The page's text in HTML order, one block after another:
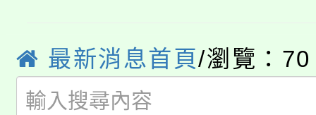
局官網。
8月14至27日，桃園電
開!
115年桃園市運動會8/
最新消息首頁/瀏覽：70